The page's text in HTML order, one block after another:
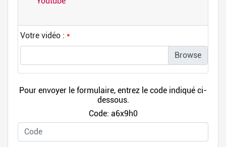
Votre vidéo : *
Pour envoyer le formulaire, entrez le code indiqué ci-
dessous.
Code: a6x9h0